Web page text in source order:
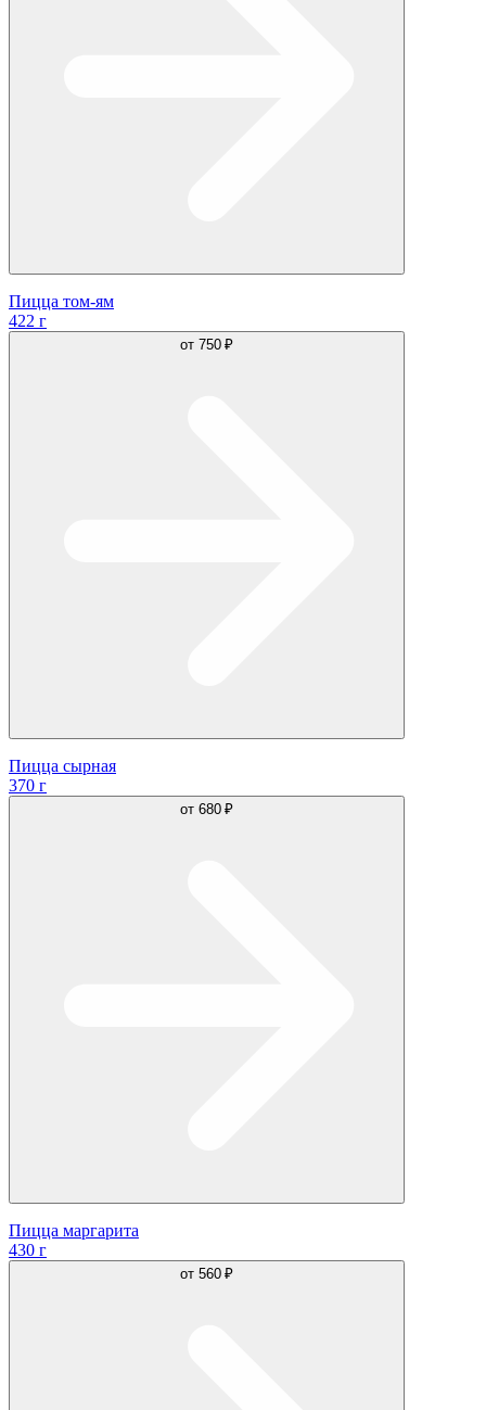
Пицца том-ям
422 г
от 750 ₽
Пицца сырная
370 г
от 680 ₽
Пицца маргарита
430 г
от 560 ₽